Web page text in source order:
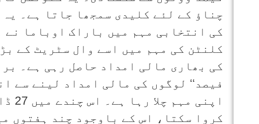
کی انتخابی مہم میں باراک اوباما
کلنٹن کی مہم میں اسے وال سٹریٹ کے
کی بھاری مالی امداد حاصل رہی ہے۔
فیصد‘‘ لوگوں کی مالی امداد لینے سے
کروا سکتا، اس کے باوجود چند ہفتوں